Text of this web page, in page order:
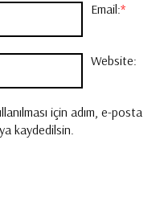
Email:*
Website:
için adım, e-posta
kaydedilsin.